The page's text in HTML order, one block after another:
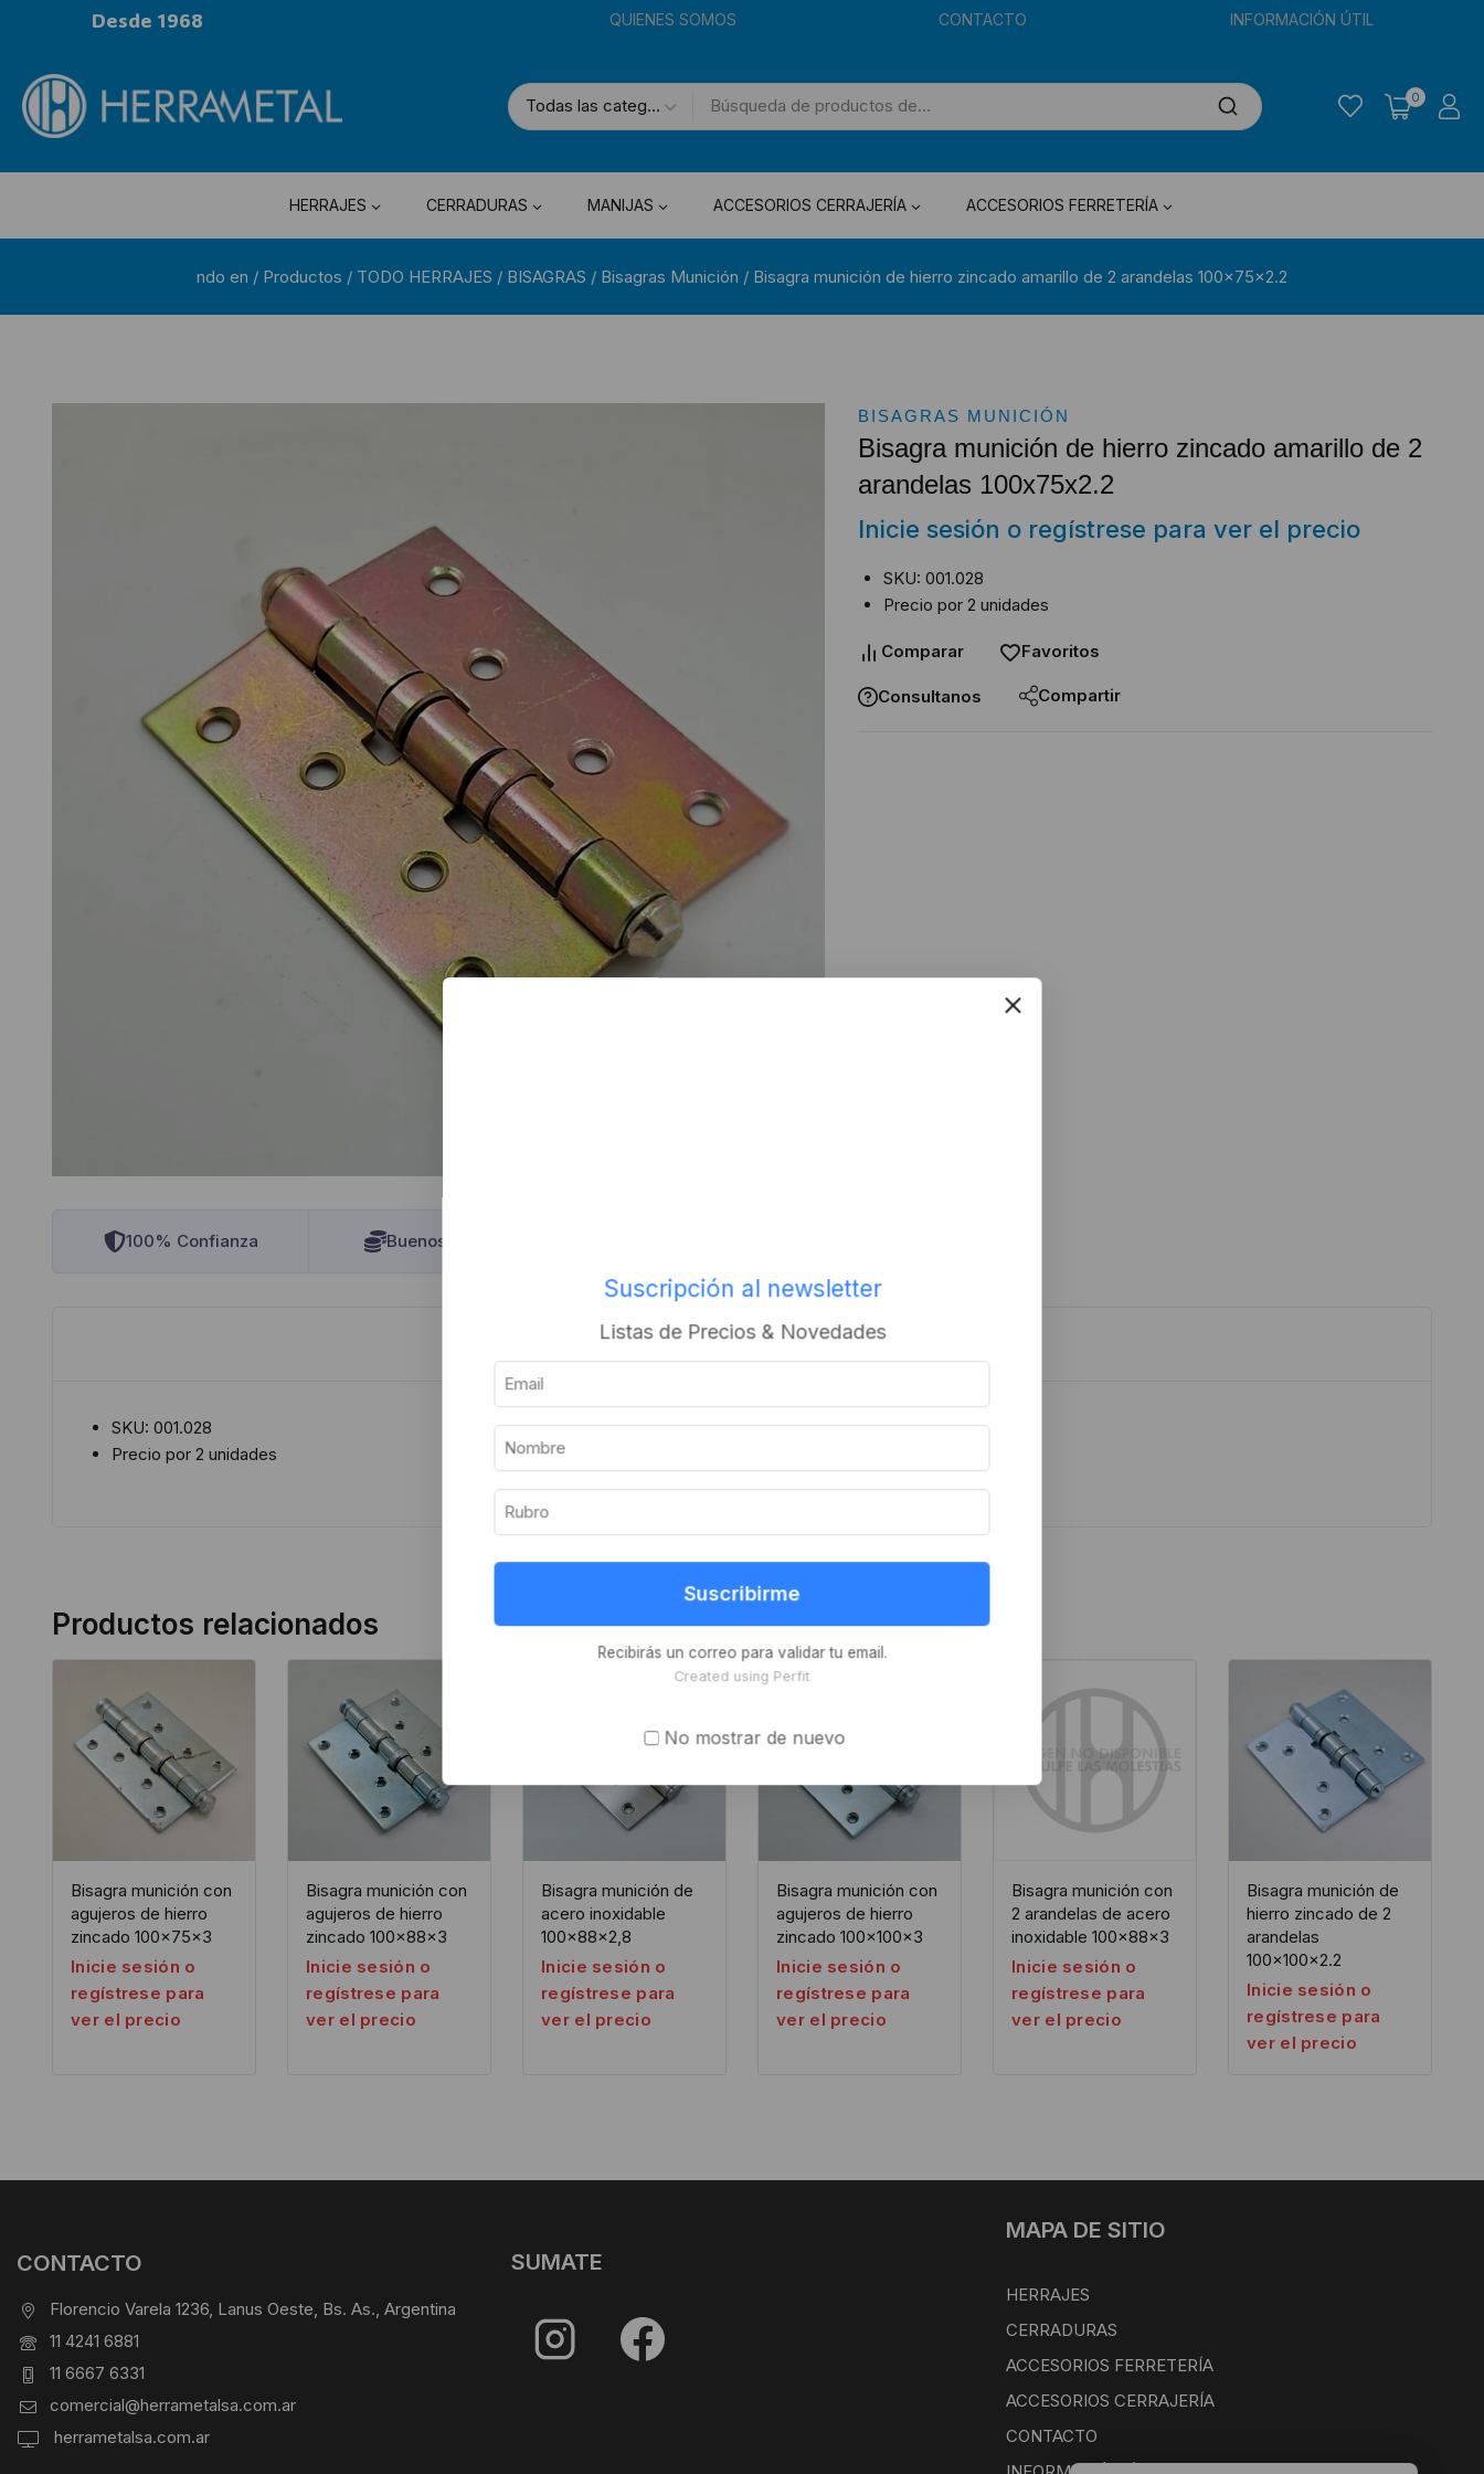
Desde 1968 QUIENES SOMOS CONTACTO INFORMACIÓN ÚTIL
0
HERRAJES CERRADURAS MANIJAS ACCESORIOS CERRAJERÍA ACCESORIOS FERRETERÍA
ndo en / Productos / TODO HERRAJES / BISAGRAS / Bisagras Munición / Bisagra munición de hierro zincado amarillo de 2 arandelas 100x75x2.2
100% Confianza Buenos Precios
BISAGRAS MUNICIÓN
Bisagra munición de hierro zincado amarillo de 2
arandelas 100x75x2.2
Inicie sesión o regístrese para ver el precio
SKU: 001.028
Precio por 2 unidades
Comparar Favoritos
Consultanos Compartir
Descripción Información adicional
SKU: 001.028
Precio por 2 unidades
Productos relacionados
Bisagra munición con
agujeros de hierro
zincado 100x75x3
Inicie sesión o
regístrese para
ver el precio
Bisagra munición con
agujeros de hierro
zincado 100x88x3
Inicie sesión o
regístrese para
ver el precio
Bisagra munición de
acero inoxidable
100x88x2,8
Inicie sesión o
regístrese para
ver el precio
Bisagra munición con
agujeros de hierro
zincado 100x100x3
Inicie sesión o
regístrese para
ver el precio
Bisagra munición con
2 arandelas de acero
inoxidable 100x88x3
Inicie sesión o
regístrese para
ver el precio
Bisagra munición de
hierro zincado de 2
arandelas
100x100x2.2
Inicie sesión o
regístrese para
ver el precio
CONTACTO
Florencio Varela 1236, Lanus Oeste, Bs. As., Argentina
11 4241 6881
11 6667 6331
comercial@herrametalsa.com.ar
herrametalsa.com.ar
SUMATE
MAPA DE SITIO
HERRAJES
CERRADURAS
ACCESORIOS FERRETERÍA
ACCESORIOS CERRAJERÍA
CONTACTO
Suscripción al newsletter
Listas de Precios & Novedades
Suscribirme
Recibirás un correo para validar tu email.
Created using Perfit
No mostrar de nuevo